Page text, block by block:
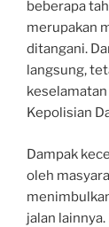
beberapa
merupakan
ditangani.
langsung,
keselamatan
Kepolisian
Dampak
oleh
jalan